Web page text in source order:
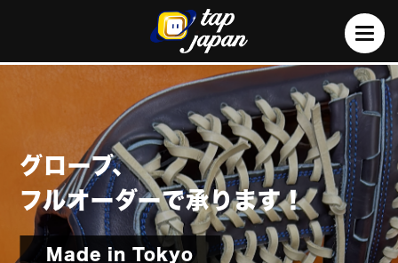
グローブ、
フルオーダーで承ります！
Made in Tokyo